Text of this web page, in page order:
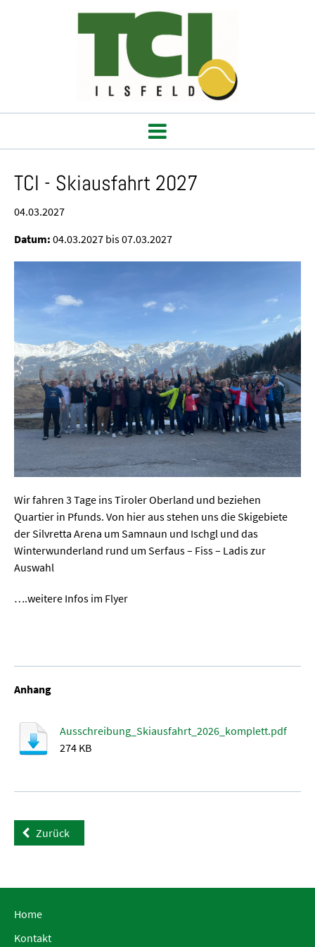
TCI - Skiausfahrt 2027
04.03.2027
Datum: 04.03.2027 bis 07.03.2027
Wir fahren 3 Tage ins Tiroler Oberland und beziehen
Quartier in Pfunds. Von hier aus stehen uns die Skigebiete
der Silvretta Arena um Samnaun und Ischgl und das
Winterwunderland rund um Serfaus – Fiss – Ladis zur
Auswahl
….weitere Infos im Flyer
Anhang
Ausschreibung_Skiausfahrt_2026_komplett.pdf
274 KB
Zurück
Home
Kontakt